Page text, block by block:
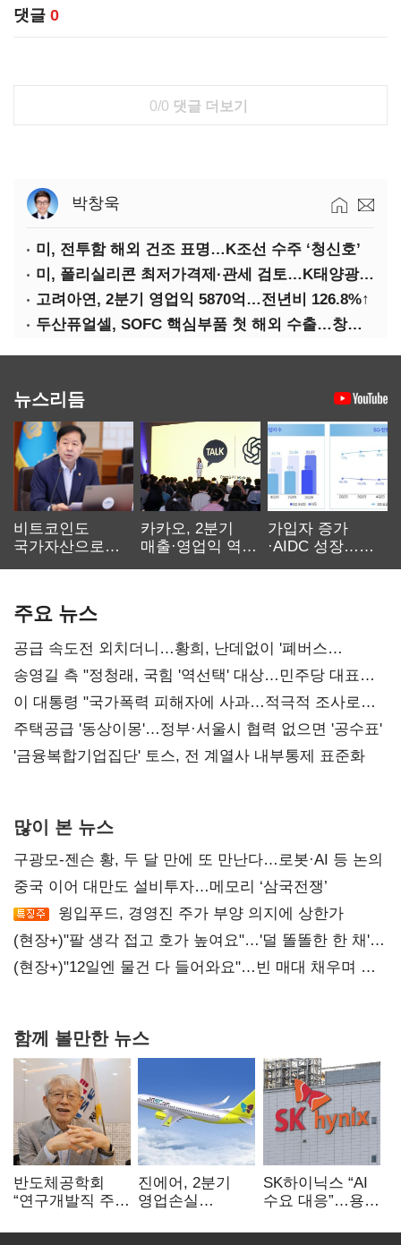
댓글 0
0/0 댓글 더보기
박창욱
미, 전투함 해외 건조 표명…K조선 수주 ‘청신호’
미, 폴리실리콘 최저가격제·관세 검토…K태양광 입지 확대 기대
고려아연, 2분기 영업익 5870억…전년비 126.8%↑
두산퓨얼셀, SOFC 핵심부품 첫 해외 수출…창사 이래 최대 규모
뉴스리듬
비트코인도
국가자산으로…'
카카오, 2분기
매출·영업익 역대
가입자 증가
·AIDC 성장…
주요 뉴스
공급 속도전 외치더니…황희, 난데없이 '폐버스
리모델링' 제안
송영길 측 "정청래, 국힘 '역선택' 대상…민주당 대표로
총선 지휘 못해"
이 대통령 "국가폭력 피해자에 사과…적극적 조사로
진실 밝혀야"
주택공급 '동상이몽'…정부·서울시 협력 없으면 '공수표'
'금융복합기업집단' 토스, 전 계열사 내부통제 표준화
많이 본 뉴스
구광모-젠슨 황, 두 달 만에 또 만난다…로봇·AI 등 논의
중국 이어 대만도 설비투자…메모리 ‘삼국전쟁’
윙입푸드, 경영진 주가 부양 의지에 상한가
(현장+)"팔 생각 접고 호가 높여요"…'덜 똘똘한 한 채'
20억 키맞추기
(현장+)"12일엔 물건 다 들어와요"…빈 매대 채우며 문
함께 볼만한 뉴스
반도체공학회
“연구개발직 주
개선해야”
진에어, 2분기
영업손실
상승 여파
SK하이닉스 “AI
수요 대응”…용인
투자